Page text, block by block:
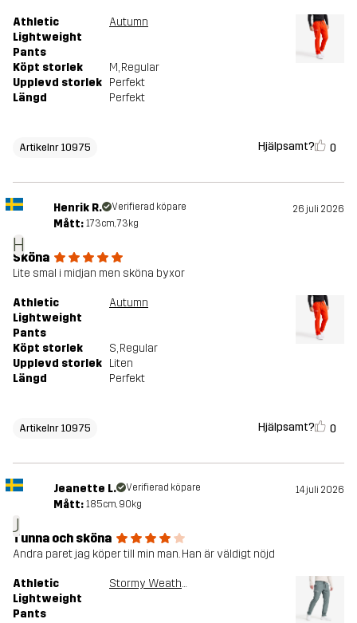
Athletic
Lightweight
Pants
Autumn
Köpt storlek M, Regular
Upplevd storlek Perfekt
Längd
Perfekt
Artikelnr 10975 Hjälpsamt? 0
H
Henrik R. Verifierad köpare 26 juli 2026
Mått: 173cm, 73kg
Sköna
Lite smal i midjan men sköna byxor
Athletic
Lightweight
Pants
Autumn
Köpt storlek S, Regular
Upplevd storlek Liten
Längd
Perfekt
Artikelnr 10975 Hjälpsamt? 0
J
Jeanette L. Verifierad köpare 14 juli 2026
Mått: 185cm, 90kg
Tunna och sköna
Andra paret jag köper till min man. Han är väldigt nöjd
Athletic
Lightweight
Pants
Stormy Weather